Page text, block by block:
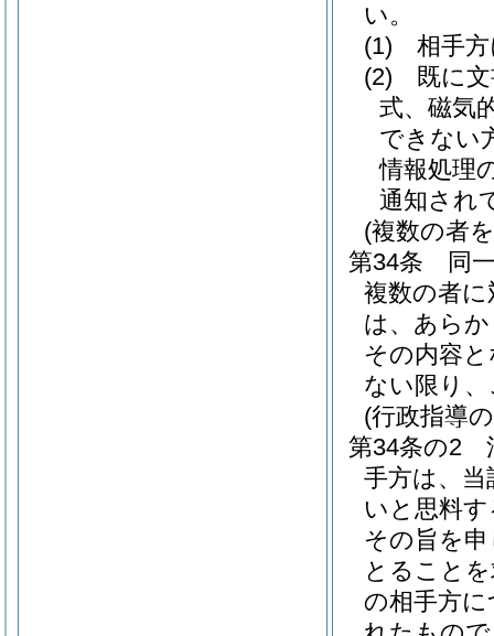
い。
(1)
相手
(2)
既に
式、磁気
できない
情報処理
通知され
(複数の者
第34条
同
複数の者
は、あら
その内容
ない限り
(行政指導
第34条の2
手方は、
いと思料
その旨を
とること
の相手方